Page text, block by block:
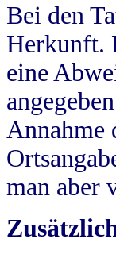
Bei den
Herkunft.
eine
Annahme
man aber